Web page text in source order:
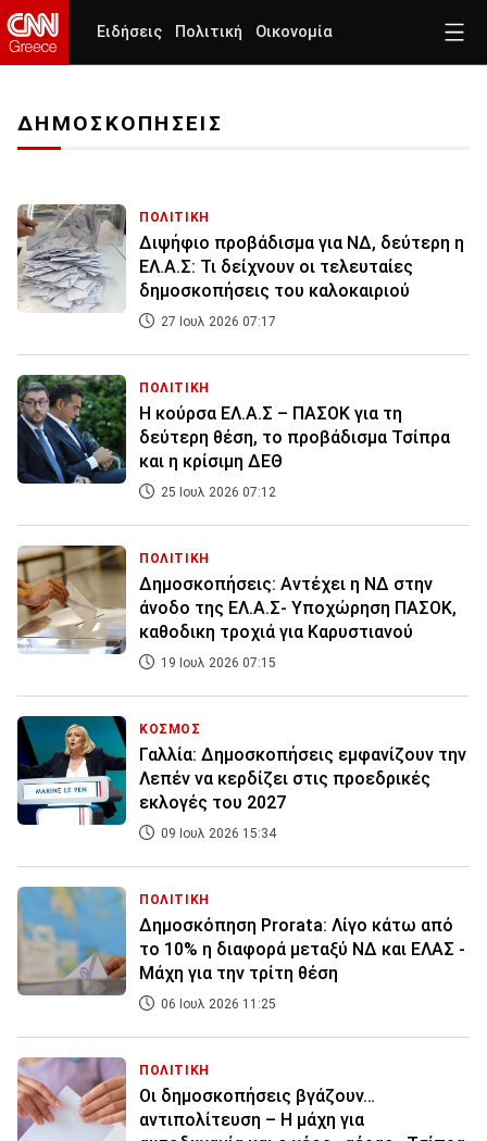
Ειδήσεις Πολιτική Οικονομία
ΔΗΜΟΣΚΟΠΗΣΕΙΣ
ΠΟΛΙΤΙΚΗ
Διψήφιο προβάδισμα για ΝΔ, δεύτερη η
ΕΛ.Α.Σ: Τι δείχνουν οι τελευταίες
δημοσκοπήσεις του καλοκαιριού
27 Ιουλ 2026 07:17
ΠΟΛΙΤΙΚΗ
Η κούρσα ΕΛ.Α.Σ – ΠΑΣΟΚ για τη
δεύτερη θέση, το προβάδισμα Τσίπρα
και η κρίσιμη ΔΕΘ
25 Ιουλ 2026 07:12
ΠΟΛΙΤΙΚΗ
Δημοσκοπήσεις: Αντέχει η ΝΔ στην
άνοδο της ΕΛ.Α.Σ- Υποχώρηση ΠΑΣΟΚ,
καθοδικη τροχιά για Καρυστιανού
19 Ιουλ 2026 07:15
ΚΟΣΜΟΣ
Γαλλία: Δημοσκοπήσεις εμφανίζουν την
Λεπέν να κερδίζει στις προεδρικές
εκλογές του 2027
09 Ιουλ 2026 15:34
ΠΟΛΙΤΙΚΗ
Δημοσκόπηση Prorata: Λίγο κάτω από
το 10% η διαφορά μεταξύ ΝΔ και ΕΛΑΣ -
Μάχη για την τρίτη θέση
06 Ιουλ 2026 11:25
ΠΟΛΙΤΙΚΗ
Οι δημοσκοπήσεις βγάζουν…
αντιπολίτευση – Η μάχη για